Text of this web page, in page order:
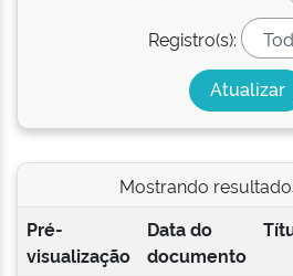
Registro(s):
Mostrando
Pré-
visualização
Data do
documento